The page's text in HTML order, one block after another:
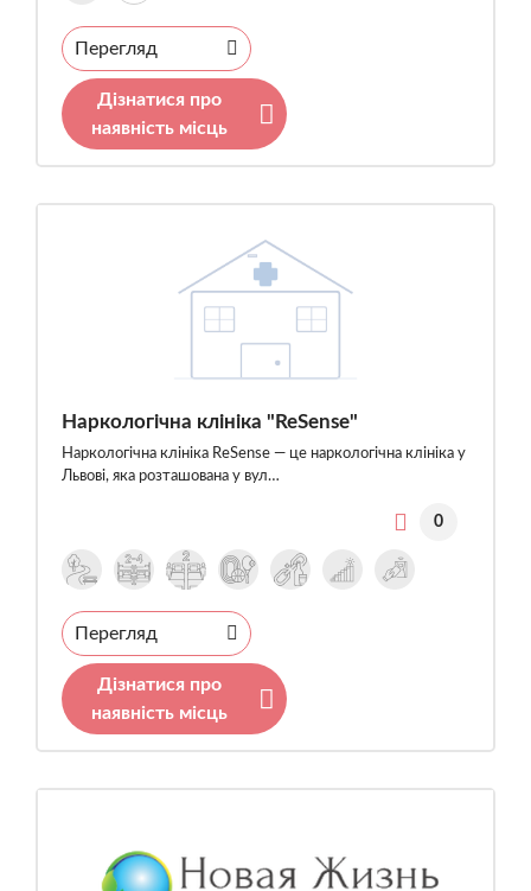
Перегляд
Дізнатися про
наявність місць
Наркологічна клініка "ReSense"
Наркологічна клініка ReSense — це наркологічна клініка у
Львові, яка розташована у вул…
0
Перегляд
Дізнатися про
наявність місць